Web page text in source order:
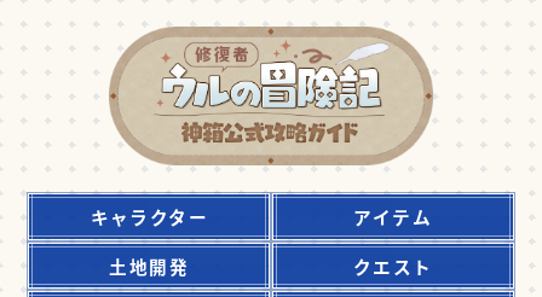
キャラクター
アイテム
土地開発
クエスト